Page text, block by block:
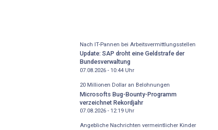
Nach IT-Pannen bei Arbeitsvermittlungsstellen
Update: SAP droht eine Geldstrafe der
Bundesverwaltung
07.08.2026 - 10:44Uhr
20 Millionen Dollar an Belohnungen
Microsofts Bug-Bounty-Programm
verzeichnet Rekordjahr
07.08.2026 - 12:19Uhr
Angebliche Nachrichten vermeintlicher Kinder